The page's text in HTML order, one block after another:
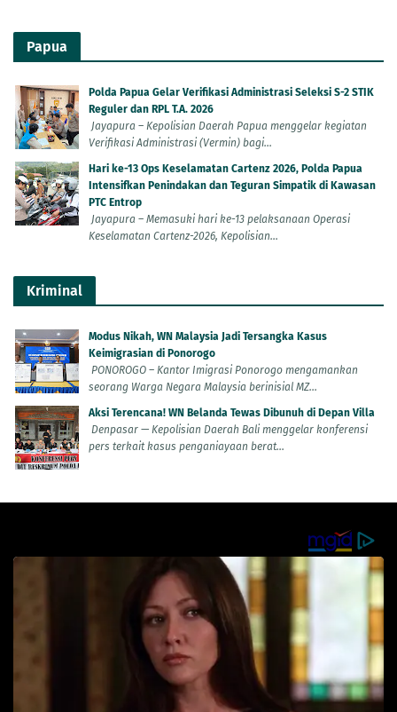
Papua
Polda Papua Gelar Verifikasi Administrasi Seleksi S-2 STIK
Reguler dan RPL T.A. 2026
Jayapura – Kepolisian Daerah Papua menggelar kegiatan
Verifikasi Administrasi (Vermin) bagi...
Hari ke-13 Ops Keselamatan Cartenz 2026, Polda Papua
Intensifkan Penindakan dan Teguran Simpatik di Kawasan
PTC Entrop
Jayapura – Memasuki hari ke-13 pelaksanaan Operasi
Keselamatan Cartenz-2026, Kepolisian...
Kriminal
Modus Nikah, WN Malaysia Jadi Tersangka Kasus
Keimigrasian di Ponorogo
PONOROGO – Kantor Imigrasi Ponorogo mengamankan
seorang Warga Negara Malaysia berinisial MZ...
Aksi Terencana! WN Belanda Tewas Dibunuh di Depan Villa
Denpasar — Kepolisian Daerah Bali menggelar konferensi
pers terkait kasus penganiayaan berat...